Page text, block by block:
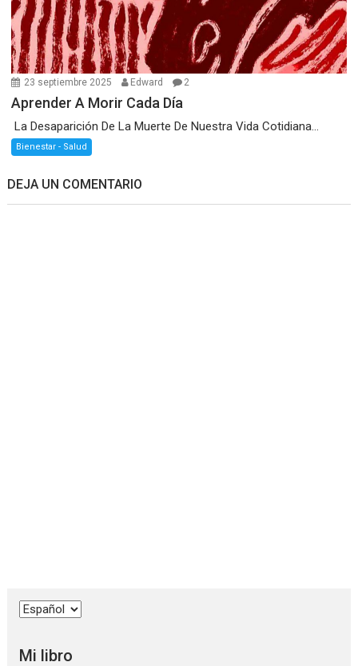
23 septiembre 2025 Edward 2
Aprender A Morir Cada Día
La Desaparición De La Muerte De Nuestra Vida Cotidiana...
Bienestar - Salud
DEJA UN COMENTARIO
Elegir
idioma
Mi libro